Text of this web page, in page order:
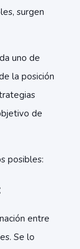
surgen
uno de
la posición
de
posibles:
entre
Se lo